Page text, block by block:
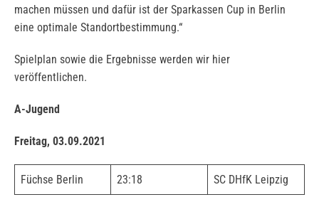
machen müssen und dafür ist der Sparkassen Cup in Berlin
eine optimale Standortbestimmung.“
Spielplan sowie die Ergebnisse werden wir hier
veröffentlichen.
A-Jugend
Freitag, 03.09.2021
Füchse Berlin 23:18 SC DHfK Leipzig